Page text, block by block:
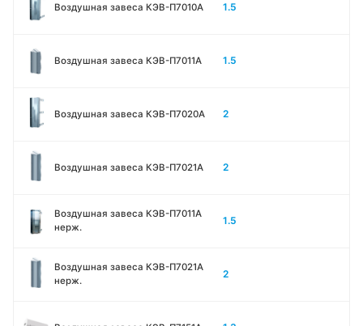
Воздушная завеса КЭВ-П7010A 1.5
Воздушная завеса КЭВ-П7011A 1.5
Воздушная завеса КЭВ-П7020A 2
Воздушная завеса КЭВ-П7021A 2
Воздушная завеса КЭВ-П7011A
нерж.
1.5
Воздушная завеса КЭВ-П7021A
нерж.
2